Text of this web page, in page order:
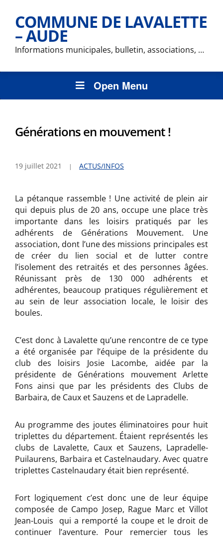
COMMUNE DE LAVALETTE
– AUDE
Informations municipales, bulletin, associations, …
Open Menu
Générations en mouvement !
19 juillet 2021 ACTUS/INFOS
La pétanque rassemble ! Une activité de plein air
qui depuis plus de 20 ans, occupe une place très
importante dans les loisirs pratiqués par les
adhérents de Générations Mouvement. Une
association, dont l’une des missions principales est
de créer du lien social et de lutter contre
l’isolement des retraités et des personnes âgées.
Réunissant près de 130 000 adhérents et
adhérentes, beaucoup pratiques régulièrement et
au sein de leur association locale, le loisir des
boules.
C’est donc à Lavalette qu’une rencontre de ce type
a été organisée par l’équipe de la présidente du
club des loisirs Josie Lacombe, aidée par la
présidente de Générations mouvement Arlette
Fons ainsi que par les présidents des Clubs de
Barbaira, de Caux et Sauzens et de Lapradelle.
Au programme des joutes éliminatoires pour huit
triplettes du département. Étaient représentés les
clubs de Lavalette, Caux et Sauzens, Lapradelle-
Puilaurens, Barbaira et Castelnaudary. Avec quatre
triplettes Castelnaudary était bien représenté.
Fort logiquement c’est donc une de leur équipe
composée de Campo Josep, Rague Marc et Villot
Jean-Louis qui a remporté la coupe et le droit de
continuer l’aventure. Pour remercier tous les